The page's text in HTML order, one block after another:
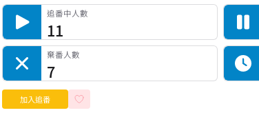
追番中人數
11
棄番人數
7
加入追番